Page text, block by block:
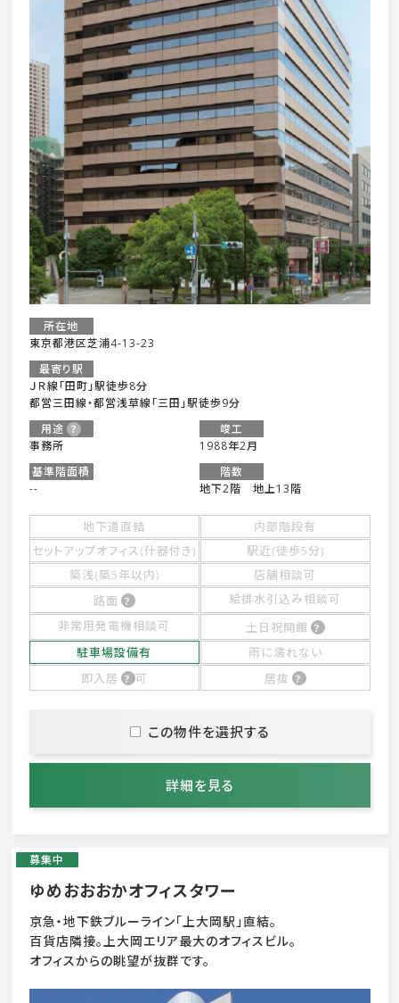
所在地
東京都港区芝浦4-13-23
最寄り駅
ＪＲ線「田町」駅徒歩8分
都営三田線・都営浅草線「三田」駅徒歩9分
用途
事務所
竣工
1988年2月
基準階面積
--
階数
地下2階 地上13階
地下道直結
内部階段有
セットアップオフィス(什器付き)
駅近(徒歩5分)
築浅(築5年以内)
店舗相談可
路面
給排水引込み相談可
非常用発電機相談可
土日祝開館
駐車場設備有
雨に濡れない
即入居
可 居抜
この物件を選択する
詳細を見る
募集中
ゆめおおおかオフィスタワー
京急・地下鉄ブルーライン「上大岡駅」直結。
百貨店隣接。上大岡エリア最大のオフィスビル。
オフィスからの眺望が抜群です。